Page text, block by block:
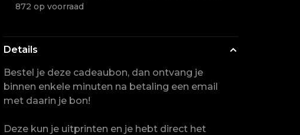
872 op voorraad
Details
Bestel je deze cadeaubon, dan ontvang je
binnen enkele minuten na betaling een email
met daarin je bon!
Deze kun je uitprinten en je hebt direct het